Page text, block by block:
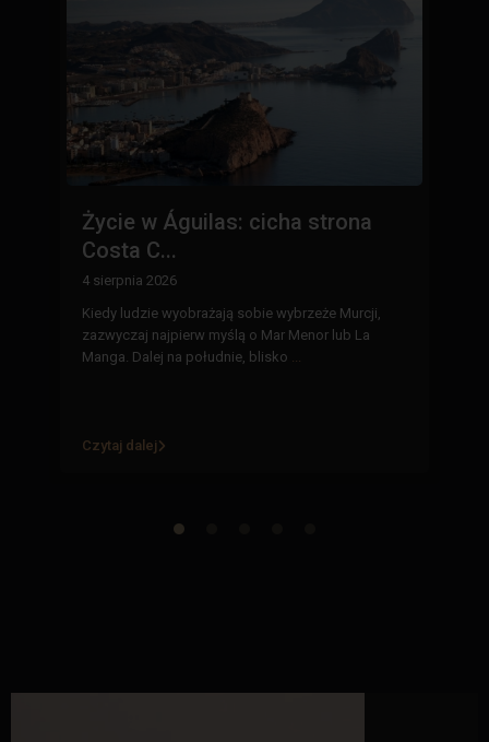
Życie w Águilas: cicha strona
Costa C...
4 sierpnia 2026
Kiedy ludzie wyobrażają sobie wybrzeże Murcji,
zazwyczaj najpierw myślą o Mar Menor lub La
Manga. Dalej na południe, blisko ...
Czytaj dalej